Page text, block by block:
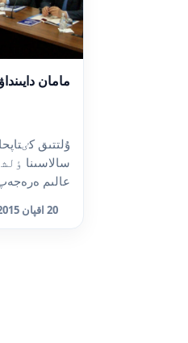
مامان
ۇلتتىق
سالاسىنا
عالىم
20 اقپان 2015